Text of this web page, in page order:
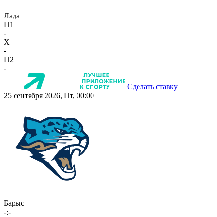
Лада
П1
-
X
-
П2
-
Сделать ставку
25 сентября 2026, Пт, 00:00
Барыс
-:-